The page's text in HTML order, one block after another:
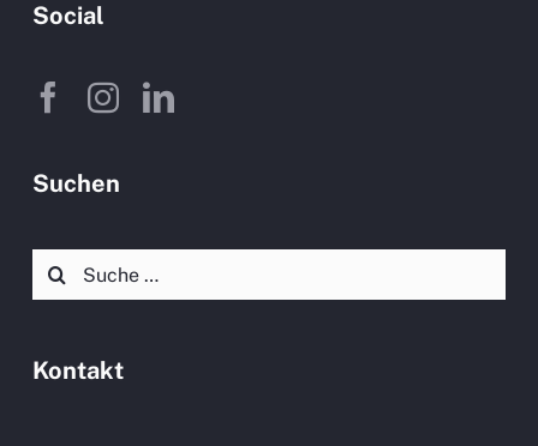
Social
Suchen
Suche
nach:
Kontakt